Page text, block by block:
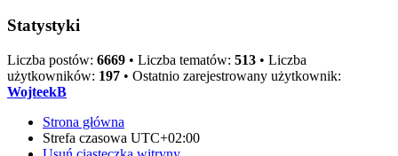
Statystyki
Liczba postów: 6669 • Liczba tematów: 513 • Liczba
użytkowników: 197 • Ostatnio zarejestrowany użytkownik:
WojteekB
Strona główna
Strefa czasowa UTC+02:00